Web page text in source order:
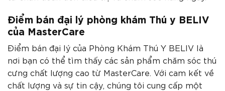
Điểm bán đại lý phòng khám Thú y BELIV
của MasterCare
Điểm bán đại lý của Phòng Khám Thú Y BELIV là
nơi bạn có thể tìm thấy các sản phẩm chăm sóc thú
cưng chất lượng cao từ MasterCare. Với cam kết về
chất lượng và sự tin cậy, chúng tôi cung cấp một